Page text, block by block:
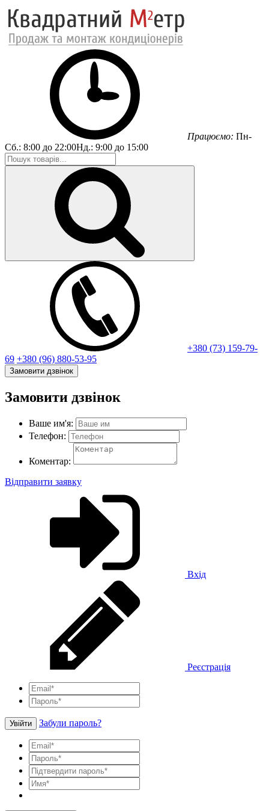
Працюємо: Пн-
Сб.: 8:00 до 22:00Нд.: 9:00 до 15:00
+380 (73) 159-79-
69 +380 (96) 880-53-95
Замовити дзвінок
Замовити дзвінок
Ваше им'я:
Телефон:
Коментар:
Відправити заявку
Вхід
Реєстрація
Увійти Забули пароль?